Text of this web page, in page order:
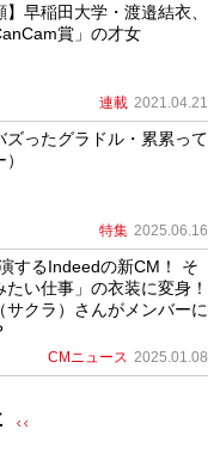
】早稲田大学・渡邉結衣、
賞」の才女
連載 2021.04.21
ズったグラドル・累累って
特集 2025.06.16
するIndeedの新CM！ そ
い仕事」の衣装に変身！
サクラ）さんがメンバーに
CMニュース 2025.01.08